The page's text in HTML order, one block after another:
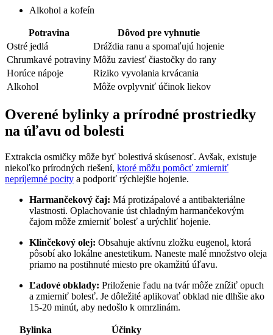
Alkohol a kofeín
Potravina
Dôvod pre vyhnutie
Ostré jedlá
Dráždia ranu a spomaľujú hojenie
Chrumkavé potraviny Môžu zaviesť čiastočky do rany
Horúce nápoje
Riziko vyvolania krvácania
Alkohol
Môže ovplyvniť účinok liekov
Overené bylinky a prírodné prostriedky
na úľavu od bolesti
Extrakcia osmičky môže byť bolestivá skúsenosť. Avšak, existuje
niekoľko prírodných riešení, ktoré môžu pomôcť zmierniť
nepríjemné pocity a podporiť rýchlejšie hojenie.
Harmančekový čaj: Má protizápalové a antibakteriálne
vlastnosti. Oplachovanie úst chladným harmančekovým
čajom môže zmierniť bolesť a urýchliť hojenie.
Klinčekový olej: Obsahuje aktívnu zložku eugenol, ktorá
pôsobí ako lokálne anestetikum. Naneste malé množstvo oleja
priamo na postihnuté miesto pre okamžitú úľavu.
Ľadové obklady: Priloženie ľadu na tvár môže znížiť opuch
a zmierniť bolesť. Je dôležité aplikovať obklad nie dlhšie ako
15-20 minút, aby nedošlo k omrzlinám.
Bylinka Účinky